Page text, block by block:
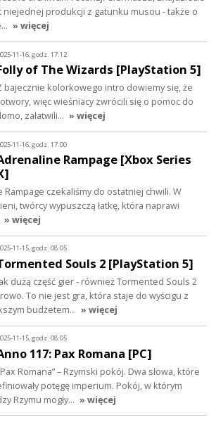
niejednej produkcji z gatunku musou - także o
» więcej
11-16, godz. 17:12
of The Wizards [PlayStation 5]
bajecznie kolorkowego intro dowiemy się, że
więc wieśniacy zwrócili się o pomoc do
załatwili… » więcej
11-16, godz. 17:00
Rampage [Xbox Series
czekaliśmy do ostatniej chwili. W
twórcy wypuszczą łatkę, która naprawi
» więcej
11-15, godz. 08:05
Souls 2 [PlayStation 5]
dużą część gier - również Tormented Souls 2
To nie jest gra, która staje do wyścigu z
budżetem… » więcej
11-15, godz. 08:05
117: Pax Romana [PC]
Romana” – Rzymski pokój. Dwa słowa, które
potęgę imperium. Pokój, w którym
Rzymu mogły… » więcej